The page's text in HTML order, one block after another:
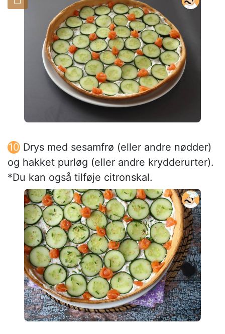
Drys med sesamfrø (eller andre nødder)
og hakket purløg (eller andre krydderurter).
*Du kan også tilføje citronskal.